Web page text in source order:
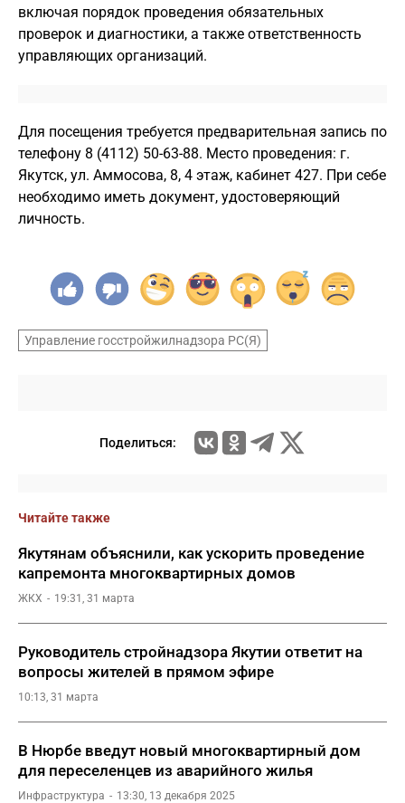
включая порядок проведения обязательных
проверок и диагностики, а также ответственность
управляющих организаций.
Для посещения требуется предварительная запись по
телефону 8 (4112) 50-63-88. Место проведения: г.
Якутск, ул. Аммосова, 8, 4 этаж, кабинет 427. При себе
необходимо иметь документ, удостоверяющий
личность.
Управление госстройжилнадзора РС(Я)
Поделиться:
Читайте также
Якутянам объяснили, как ускорить проведение
капремонта многоквартирных домов
ЖКХ 19:31, 31 марта
Руководитель стройнадзора Якутии ответит на
вопросы жителей в прямом эфире
10:13, 31 марта
В Нюрбе введут новый многоквартирный дом
для переселенцев из аварийного жилья
Инфраструктура 13:30, 13 декабря 2025